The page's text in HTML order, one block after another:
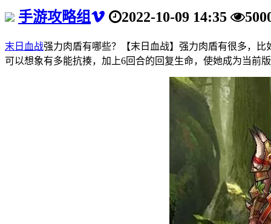
手游攻略组 2022-10-09 14:35
末日血战强力肉盾有哪些？【末日血战】强力肉盾有很多，
可以想象有多能抗揍，加上6回合的回复生命，使她成为当前